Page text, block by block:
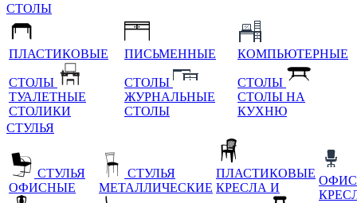
СТОЛЫ
ПЛАСТИКОВЫЕ
СТОЛЫ
ТУАЛЕТНЫЕ
СТОЛИКИ
ПИСЬМЕННЫЕ
СТОЛЫ
ЖУРНАЛЬНЫЕ
СТОЛЫ
КОМПЬЮТЕРНЫЕ
СТОЛЫ
СТОЛЫ НА
КУХНЮ
СТУЛЬЯ
СТУЛЬЯ
ОФИСНЫЕ
СТУЛЬЯ
МЕТАЛЛИЧЕСКИЕ
ПЛАСТИКОВЫЕ
КРЕСЛА И